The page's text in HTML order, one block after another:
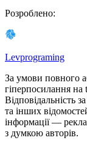
Розроблено:
Levprograming
За умови повного
гіперпосилання на
Відповідальність
та інших
інформації —
з думкою авторiв.